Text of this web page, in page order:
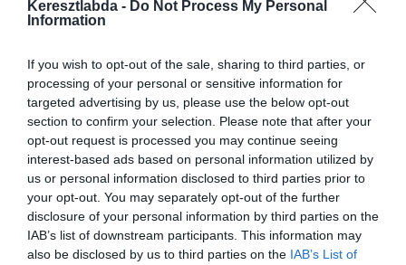
Keresztlabda - Do Not Process My Personal
Information
If you wish to opt-out of the sale, sharing to third parties, or
processing of your personal or sensitive information for
targeted advertising by us, please use the below opt-out
section to confirm your selection. Please note that after your
opt-out request is processed you may continue seeing
interest-based ads based on personal information utilized by
us or personal information disclosed to third parties prior to
your opt-out. You may separately opt-out of the further
disclosure of your personal information by third parties on the
IAB’s list of downstream participants. This information may
also be disclosed by us to third parties on the IAB’s List of
következtetéseket levonni.
Contétól, de ez távol áll a klubtól, és továbbra is az olasz edzővel
szeretnék folytatni. Igaz egyelőre meg akarnak győződni róla, hogy
a klub és az edző továbbra is egy hullámhosszon vannak
(különösen az átigazolási piacon).
Két út előtt áll az Inter, vagy fiatalokat igazolnak akiknek idő kell
amíg beérnek, vagy pedig már kész sztárokat, akikkel azonnal
trófeákért küzdhetnek.
forrás: Di Marzio